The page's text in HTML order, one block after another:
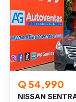
Q 54,990
NISSAN